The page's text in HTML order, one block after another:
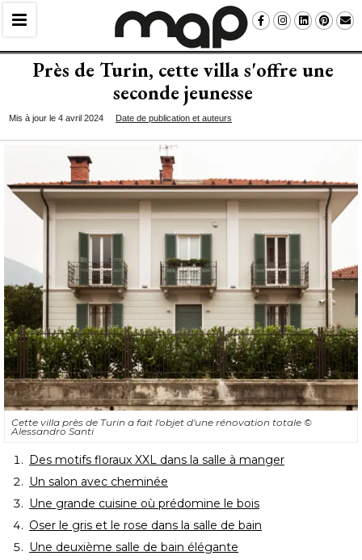
Près de Turin, cette villa s'offre une
seconde jeunesse
Mis à jour le 4 avril 2024 Date de publication et auteurs
Cette villa près de Turin a fait l'objet d'une rénovation totale ©
Alessandro Santi
Des motifs floraux XXL dans la salle à manger
Un salon avec cheminée
Une grande cuisine où prédomine le bois
Oser le gris et le rose dans la salle de bain
Une deuxième salle de bain élégante